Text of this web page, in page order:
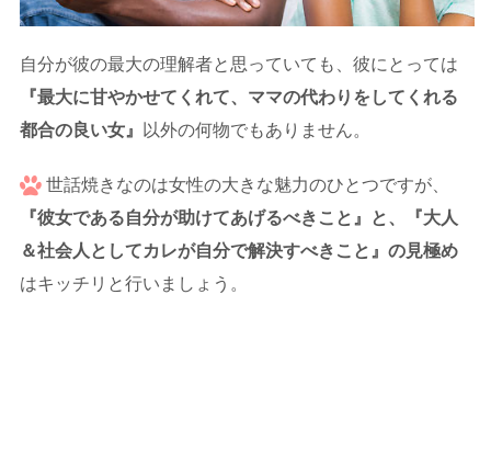
自分が彼の最大の理解者と思っていても、彼にとっては
『最大に甘やかせてくれて、ママの代わりをしてくれる
都合の良い女』
以外の何物でもありません。
世話焼きなのは女性の大きな魅力のひとつですが、
『彼女である自分が助けてあげるべきこと』と、『大人
＆社会人としてカレが自分で解決すべきこと』の見極め
はキッチリと行いましょう。